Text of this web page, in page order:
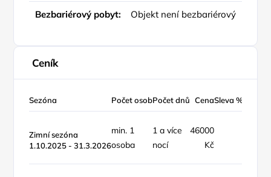
Bezbariérový pobyt: Objekt není bezbariérový
Ceník
Sezóna Počet osobPočet dnů CenaSleva %
Zimní sezóna
1.10.2025 - 31.3.2026
min. 1
osoba
1 a více
nocí
46000
Kč